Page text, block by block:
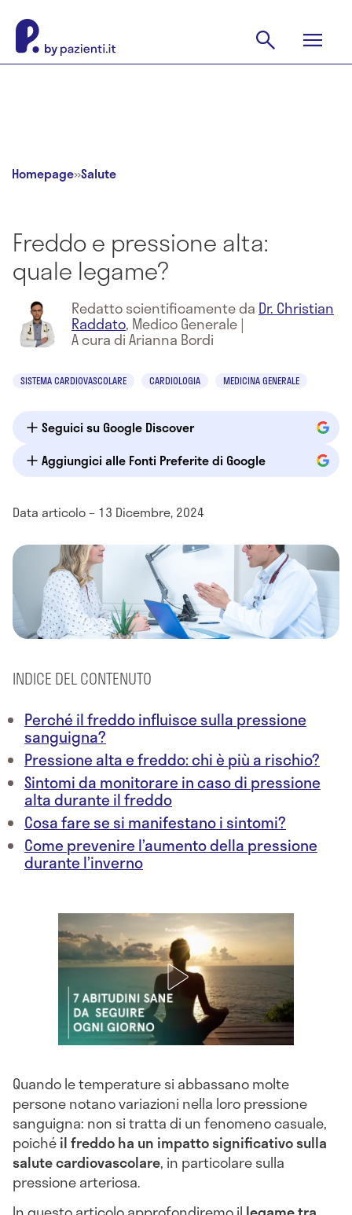
Homepage»Salute
Freddo e pressione alta:
quale legame?
Redatto scientificamente da Dr. Christian
Raddato, Medico Generale|
A cura di Arianna Bordi
SISTEMA CARDIOVASCOLARE CARDIOLOGIA MEDICINA GENERALE
Seguici su Google Discover
Aggiungici alle Fonti Preferite di Google
Data articolo – 13 Dicembre, 2024
INDICE DEL CONTENUTO
Perché il freddo influisce sulla pressione
sanguigna?
Pressione alta e freddo: chi è più a rischio?
Sintomi da monitorare in caso di pressione
alta durante il freddo
Cosa fare se si manifestano i sintomi?
Come prevenire l’aumento della pressione
durante l’inverno
Quando le temperature si abbassano molte
persone notano variazioni nella loro pressione
sanguigna: non si tratta di un fenomeno casuale,
poichéil freddo ha un impatto significativo sulla
salute cardiovascolare, in particolare sulla
pressione arteriosa.